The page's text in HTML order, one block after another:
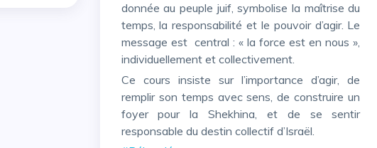
donnée au peuple juif, symbolise la maîtrise du
temps, la responsabilité et le pouvoir d’agir. Le
message est central : « la force est en nous »,
individuellement et collectivement.
Ce cours insiste sur l’importance d’agir, de
remplir son temps avec sens, de construire un
foyer pour la Shekhina, et de se sentir
responsable du destin collectif d’Israël.